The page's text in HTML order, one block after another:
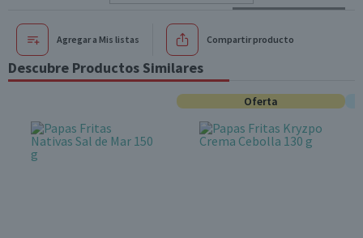
Agregar a Mis listas Compartir producto
Descubre Productos Similares
Oferta